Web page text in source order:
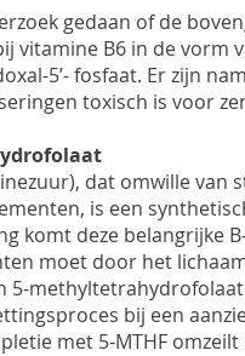
gedaan of de
vitamine B6 in de vorm
5’- fosfaat. Er zijn
toxisch is voor
dat omwille van
is een
komt deze belangrijke
moet door het
methyltetrahydrofolaat
bij een
met 5-MTHF